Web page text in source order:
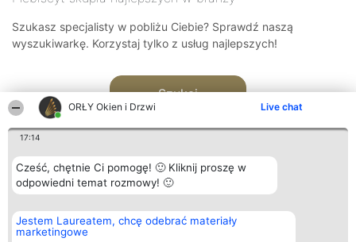
ORŁY Okien i Drzwi Live chat
17:14
Cześć, chętnie Ci pomogę! 🙂 Kliknij proszę w
odpowiedni temat rozmowy! 🙂
Jestem Laureatem, chcę odebrać materiały
marketingowe
Szukasz specjalisty w pobliżu Ciebie? Sprawdź naszą
wyszukiwarkę. Korzystaj tylko z usług najlepszych!
Szukaj
Organizator plebiscytu
Bright Side Solutions sp. z o.
o. sp. k.
Plebiscyt
Laureaci
Kontakt
Kontakt